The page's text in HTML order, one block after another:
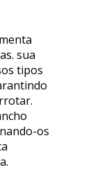
sua
tipos
os